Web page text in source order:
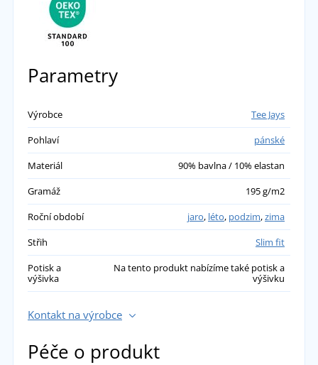
Parametry
Výrobce
Tee Jays
Pohlaví
pánské
Materiál
90% bavlna / 10% elastan
Gramáž
195 g/m2
Roční období
jaro, léto, podzim,zima
Střih
Slim fit
Potisk a
výšivka
Na tento produkt nabízíme také potisk a
výšivku
Kontakt na výrobce
Péče o produkt